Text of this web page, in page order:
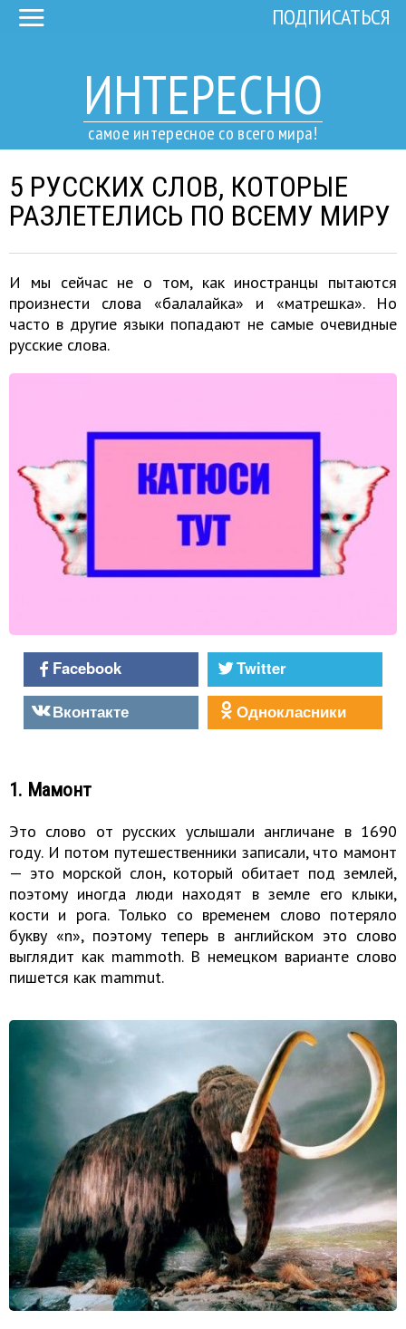
ИНТЕРЕСНО
самое интересное со всего мира!
ПОДПИСАТЬСЯ
5 РУССКИХ СЛОВ, КОТОРЫЕ
РАЗЛЕТЕЛИСЬ ПО ВСЕМУ МИРУ
И мы сейчас не о том, как иностранцы пытаются
произнести слова «балалайка» и «матрешка». Но
часто в другие языки попадают не самые очевидные
русские слова.
Facebook
Twitter
Вконтакте
Однокласники
1. Мамонт
Это слово от русских услышали англичане в 1690
году. И потом путешественники записали, что мамонт
— это морской слон, который обитает под землей,
поэтому иногда люди находят в земле его клыки,
кости и рога. Только со временем слово потеряло
букву «n», поэтому теперь в английском это слово
выглядит как mammoth. В немецком варианте слово
пишется как mammut.